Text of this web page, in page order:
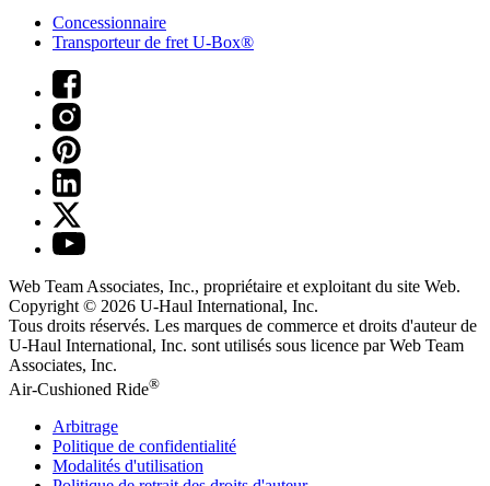
Concessionnaire
Transporteur de fret U-Box®
Web Team Associates, Inc., propriétaire et exploitant du site Web.
Copyright © 2026 U-Haul International, Inc.
Tous droits réservés. Les marques de commerce et droits d'auteur de
U-Haul International, Inc. sont utilisés sous licence par Web Team
Associates, Inc.
Air-Cushioned Ride®
Arbitrage
Politique de confidentialité
Modalités d'utilisation